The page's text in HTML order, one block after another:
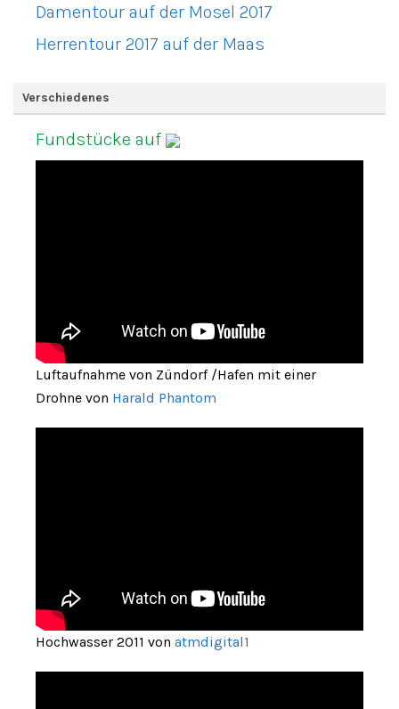
Damentour auf der Mosel 2017
Herrentour 2017 auf der Maas
Verschiedenes
Fundstücke auf
Luftaufnahme von Zündorf /Hafen mit einer
Drohne von Harald Phantom
Hochwasser 2011 von atmdigital1